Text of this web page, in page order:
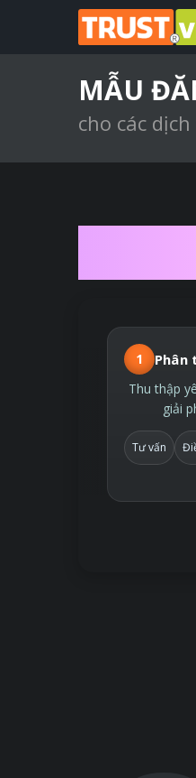
MẪU
cho các
1 Phân
Thu thập
giải
Tư vấn